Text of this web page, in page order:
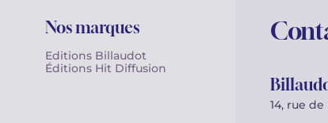
Nos marques
Editions Billaudot
Éditions Hit Diffusion
14, rue de